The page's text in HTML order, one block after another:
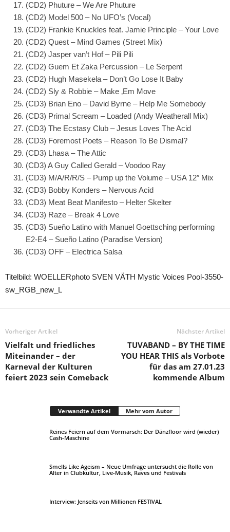
(CD2) Phuture – We Are Phuture
(CD2) Model 500 – No UFO’s (Vocal)
(CD2) Frankie Knuckles feat. Jamie Principle – Your Love
(CD2) Quest – Mind Games (Street Mix)
(CD2) Jasper van’t Hof – Pili Pili
(CD2) Guem Et Zaka Percussion – Le Serpent
(CD2) Hugh Masekela – Don’t Go Lose It Baby
(CD2) Sly & Robbie – Make ‚Em Move
(CD3) Brian Eno – David Byrne – Help Me Somebody
(CD3) Primal Scream – Loaded (Andy Weatherall Mix)
(CD3) The Ecstasy Club – Jesus Loves The Acid
(CD3) Foremost Poets – Reason To Be Dismal?
(CD3) Lhasa – The Attic
(CD3) A Guy Called Gerald – Voodoo Ray
(CD3) M/A/R/R/S – Pump up the Volume – USA 12″ Mix
(CD3) Bobby Konders – Nervous Acid
(CD3) Meat Beat Manifesto – Helter Skelter
(CD3) Raze – Break 4 Love
(CD3) Sueño Latino with Manuel Goettsching performing
E2-E4 – Sueño Latino (Paradise Version)
(CD3) OFF – Electrica Salsa
Titelbild: WOELLERphoto SVEN VÄTH Mystic Voices Pool-3550-
sw_RGB_new_L
Vorheriger Artikel
Vielfalt und friedliches
Miteinander – der
Karneval der Kulturen
feiert 2023 sein Comeback
Nächster Artikel
TUVABAND – BY THE TIME
YOU HEAR THIS als Vorbote
für das am 27.01.23
kommende Album
Verwandte Artikel Mehr vom Autor
Reines Feiern auf dem Vormarsch: Der Dänzfloor wird (wieder)
Cash-Maschine
Smells Like Ageism – Neue Umfrage untersucht die Rolle von
Alter in Clubkultur, Live-Musik, Raves und Festivals
Interview: Jenseits von Millionen FESTIVAL